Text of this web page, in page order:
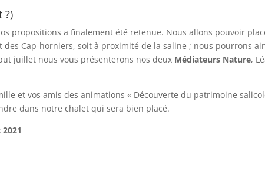
?)
propositions a finalement été retenue. Nous allons pouvoir
des Cap-horniers, soit à proximité de la saline ; nous pourrons
juillet nous vous présenterons nos deux Médiateurs Nature,
et vos amis des animations « Découverte du patrimoine
dans notre chalet qui sera bien placé.